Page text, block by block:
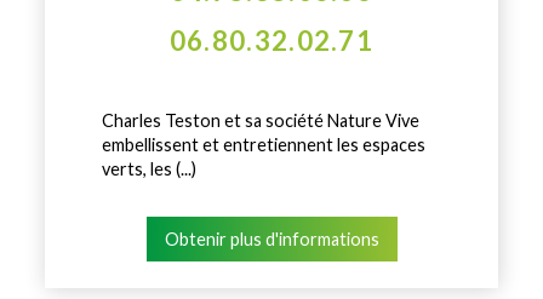
06.80.32.02.71
Charles Teston et sa société Nature Vive
embellissent et entretiennent les espaces
verts, les (...)
Obtenir plus d'informations